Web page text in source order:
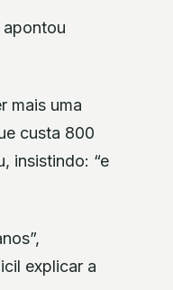
mais uma
custa 800
insistindo: “e
explicar a